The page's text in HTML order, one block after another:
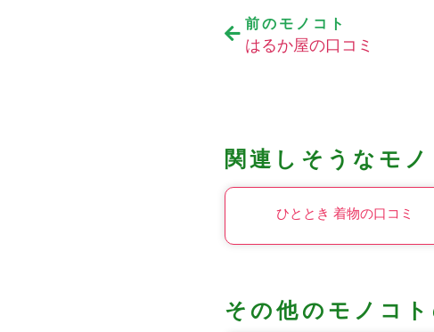
前のモノコト
はるか屋の口コミ
関連しそうなモ
ひととき 着物の口コミ
その他のモノコト